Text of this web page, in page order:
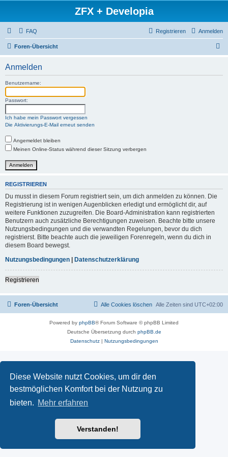
Diese Website nutzt Cookies, um dir den
bestmöglichen Komfort bei der Nutzung zu
bieten. Mehr erfahren
Verstanden!
ZFX + Developia
FAQ Anmelden
Registrieren
Foren-Übersicht
Anmelden
Benutzername:
Passwort:
Ich habe mein Passwort vergessen
Die Aktivierungs-E-Mail erneut senden
Angemeldet bleiben
Meinen Online-Status während dieser Sitzung verbergen
REGISTRIEREN
Du musst in diesem Forum registriert sein, um dich anmelden zu können. Die
Registrierung ist in wenigen Augenblicken erledigt und ermöglicht dir, auf
weitere Funktionen zuzugreifen. Die Board-Administration kann registrierten
Benutzern auch zusätzliche Berechtigungen zuweisen. Beachte bitte unsere
Nutzungsbedingungen und die verwandten Regelungen, bevor du dich
registrierst. Bitte beachte auch die jeweiligen Forenregeln, wenn du dich in
diesem Board bewegst.
Nutzungsbedingungen | Datenschutzerklärung
Registrieren
Foren-Übersicht Alle Zeiten sind UTC+02:00
Alle Cookies löschen
Powered by phpBB® Forum Software © phpBB Limited
Deutsche Übersetzung durch phpBB.de
Datenschutz| Nutzungsbedingungen